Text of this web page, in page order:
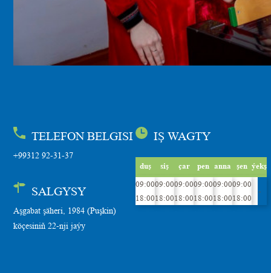
TELEFON BELGISI
+99312 92-31-37
SALGYSY
Aşgabat şäheri, 1984 (Puşkin)
köçesiniň 22-nji jaýy
IŞ WAGTY
duş siş çar pen anna şen ýekş
09:00
18:00
09:00
18:00
09:00
18:00
09:00
18:00
09:00
18:00
09:00
18:00
-